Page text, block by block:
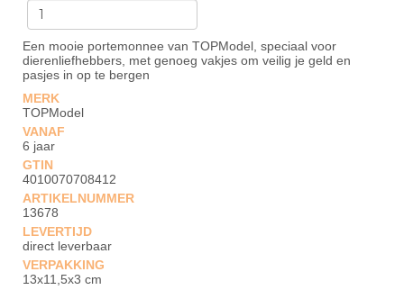
Een mooie portemonnee van TOPModel, speciaal voor
dierenliefhebbers, met genoeg vakjes om veilig je geld en
pasjes in op te bergen
MERK
TOPModel
VANAF
6 jaar
GTIN
4010070708412
ARTIKELNUMMER
13678
LEVERTIJD
direct leverbaar
VERPAKKING
13x11,5x3 cm